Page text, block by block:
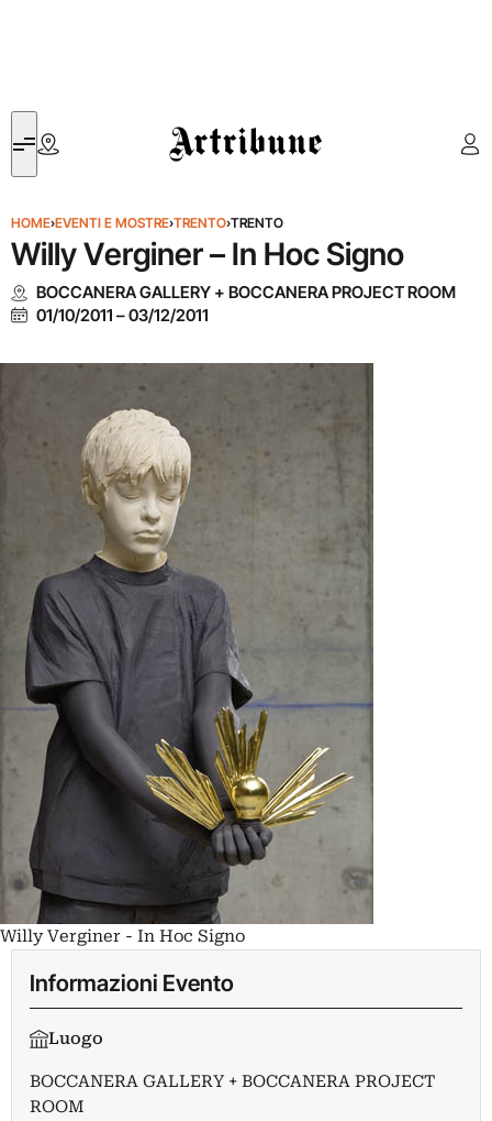
Artribune
HOME›EVENTI E MOSTRE›TRENTO›TRENTO
Willy Verginer – In Hoc Signo
BOCCANERA GALLERY + BOCCANERA PROJECT ROOM
01/10/2011 –03/12/2011
Willy Verginer - In Hoc Signo
Informazioni Evento
Luogo
BOCCANERA GALLERY + BOCCANERA PROJECT
ROOM